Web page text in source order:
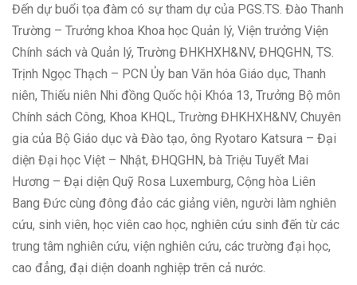
Đến dự buổi tọa đàm có sự tham dự của PGS.TS. Đào Thanh
Trường – Trưởng khoa Khoa học Quản lý, Viện trưởng Viện
Chính sách và Quản lý, Trường ĐHKHXH&NV, ĐHQGHN, TS.
Trịnh Ngọc Thạch – PCN Ủy ban Văn hóa Giáo dục, Thanh
niên, Thiếu niên Nhi đồng Quốc hội Khóa 13, Trưởng Bộ môn
Chính sách Công, Khoa KHQL, Trường ĐHKHXH&NV, Chuyên
gia của Bộ Giáo dục và Đào tạo, ông Ryotaro Katsura – Đại
diện Đại học Việt – Nhật, ĐHQGHN, bà Triệu Tuyết Mai
Hương – Đại diện Quỹ Rosa Luxemburg, Cộng hòa Liên
Bang Đức cùng đông đảo các giảng viên, người làm nghiên
cứu, sinh viên, học viên cao học, nghiên cứu sinh đến từ các
trung tâm nghiên cứu, viện nghiên cứu, các trường đại học,
cao đẳng, đại diện doanh nghiệp trên cả nước.